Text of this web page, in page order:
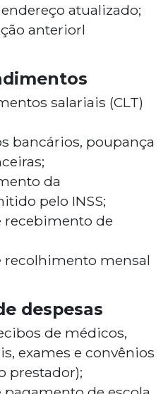
atualizado;
anteriorl
salariais (CLT)
bancários, poupança
da
pelo INSS;
recebimento de
recolhimento mensal
despesas
de médicos,
exames e convênios
prestador);